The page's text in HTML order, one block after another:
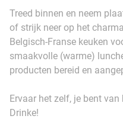
Treed binnen en neem
of strijk neer op het
Belgisch-Franse keuken
smaakvolle (warme)
producten bereid en
Ervaar het zelf, je bent
Drinke!